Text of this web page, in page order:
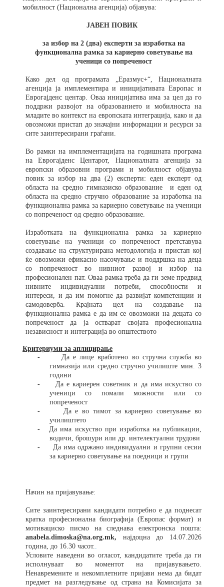
мобилност (Национална агенција) објавува:
ЈАВЕН ПОВИК
за избор на 2 (два) експерти за изработка на
функционална рамка за кариерно советување на
ученици со попреченост
Како дел од програмата „Еразмус+“, Националната
агенција ја имплементира и иницијативата Европас и
Еврогајденс центар. Оваа иницијатива има за цел да го
поддржи развојот на образованието и мобилноста на
младите во контекст на европската интеграција, како и да
овозможи пристап до значајни информации и ресурси за
сите заинтересирани граѓани.
Во рамки на имплементацијата на годишната програма
на Еврогајденс Центарот, Националната агенција за
европски образовни програми и мобилност објавува
повик за избор на два (2) експерти: еден експерт од
областа на средно гимназиско образование и еден од
областа на средно стручно образование за изработка на
функционална рамка за кариерно советување на ученици
со попреченост од средно образование.
Изработката на функционална рамка за кариерно
советување на ученици со попреченост претставува
создавање на структурирана методологија и пристап кој
ќе овозможи ефикасно насочување и поддршка на деца
со попреченост во нивниот развој и избор на
професионален пат. Оваа рамка треба да ги земе предвид
нивните индивидуални потреби, способности и
интереси, и да им помогне да развијат компетенции и
самодоверба. Крајната цел на создавање на
функционална рамка е да им се овозможи на децата со
попреченост да ја остварат својата професионална
независност и интеграција во општеството
Критериуми за аплицирање
-
Дае лице вработено во стручна служба во
гимназија или средно стручно училиште мин. 3
години
- Да е кариерен советник и да има искуство со
ученици со помали можности или со
попреченост
- Да е во тимот за кариерно советување во
училиштето
- Да има искуство при изработка на публикации,
водичи, брошури или др. интелектуални трудови
- Да има одржано индивидуални и групни сесии
за кариерно советување на поедници и групи
Начин на пријавување:
Сите заинтересирани кандидати потребно е да поднесат
кратка професионална биографија (Европас формат) и
мотивациско писмо на следнава
електронска пошта:
anabela.dimoska@na.org.mk, најдоцна до 14.07.2026
година, до 16.30 часот..
Условите наведени во огласот, кандидатите треба да ги
исполнуваат во моментот на пријавувањето.
Ненавремените и некомплетните пријави нема да бидат
предмет на разгледување од страна на Комисијата за